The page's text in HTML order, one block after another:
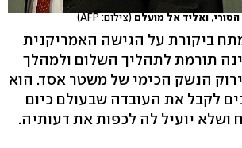
ואליד אל מועלם (צילום: AFP)
ביקורת על הגישה האמריקנית
תורמת לתהליך השלום ולמהלך
הנשק הכימי של משטר אסד. הוא
לקבל את העובדה שבעולם כיום
ושלא יועיל לה לכפות את דעותיה.